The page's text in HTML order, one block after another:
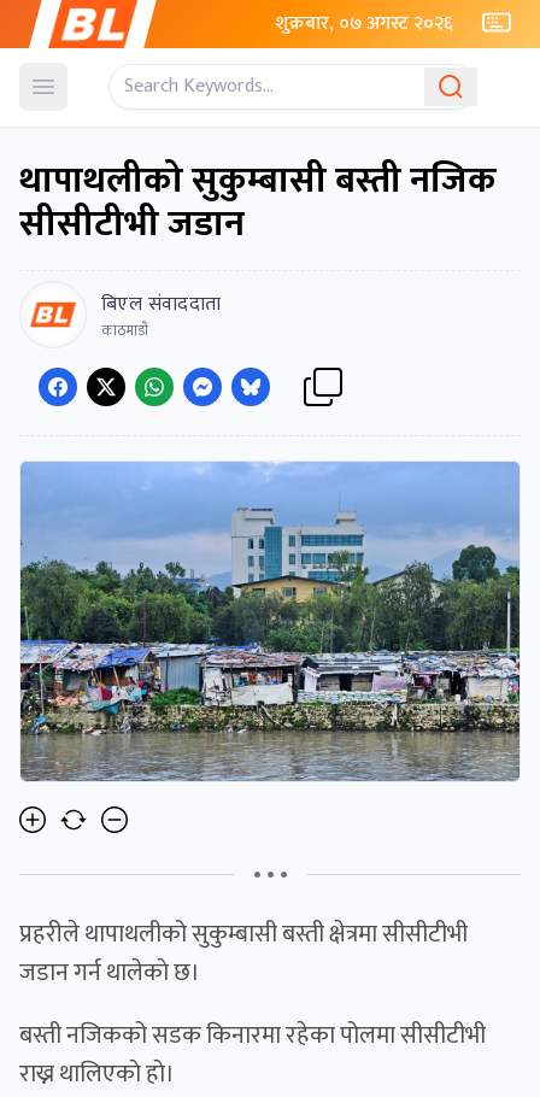
शुक्रबार, ०७ अगस्ट २०२६
Open menu
थापाथलीको सुकुम्बासी बस्ती नजिक
सीसीटीभी जडान
बिएल संवाददाता
काठमाडाैं
• • •
प्रहरीले थापाथलीको सुकुम्बासी बस्ती क्षेत्रमा सीसीटीभी
जडान गर्न थालेकाे छ।
बस्ती नजिकको सडक किनारमा रहेका पोलमा सीसीटीभी
राख्न थालिएकाे हाे।